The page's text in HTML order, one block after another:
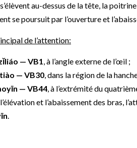
au-dessus de la tête, la
se poursuit par l’ouverture et
de l’attention:
— VB1, à l’angle externe de l’œil ;
— VB30, dans la région de la
— VB44, à l’extrémité du
et l’abaissement des bras,
.